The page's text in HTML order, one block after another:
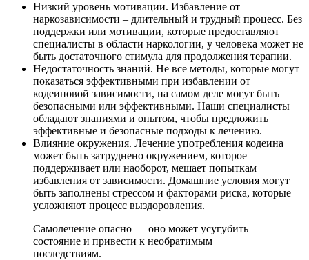
Низкий уровень мотивации. Избавление от
наркозависимости – длительный и трудный процесс. Без
поддержки или мотивации, которые предоставляют
специалисты в области наркологии, у человека может не
быть достаточного стимула для продолжения терапии.
Недостаточность знаний. Не все методы, которые могут
показаться эффективными при избавлении от
кодеиновой зависимости, на самом деле могут быть
безопасными или эффективными. Наши специалисты
обладают знаниями и опытом, чтобы предложить
эффективные и безопасные подходы к лечению.
Влияние окружения. Лечение употребления кодеина
может быть затруднено окружением, которое
поддерживает или наоборот, мешает попыткам
избавления от зависимости. Домашние условия могут
быть заполнены стрессом и факторами риска, которые
усложняют процесс выздоровления.
Самолечение опасно — оно может усугубить
состояние и привести к необратимым
последствиям.